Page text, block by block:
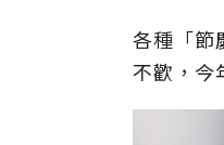
各種「節
不歡，今